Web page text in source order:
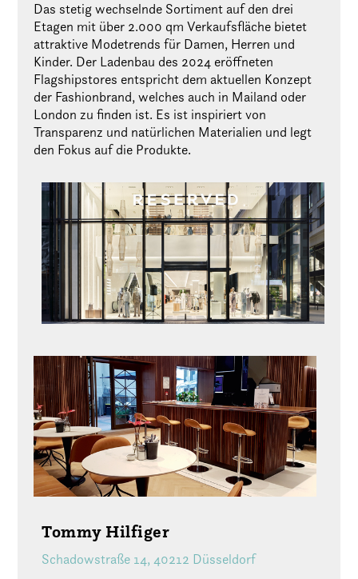
Das stetig wechselnde Sortiment auf den drei
Etagen mit über 2.000 qm Verkaufsfläche bietet
attraktive Modetrends für Damen, Herren und
Kinder. Der Ladenbau des 2024 eröffneten
Flagshipstores entspricht dem aktuellen Konzept
der Fashionbrand, welches auch in Mailand oder
London zu finden ist. Es ist inspiriert von
Transparenz und natürlichen Materialien und legt
den Fokus auf die Produkte.
Tommy Hilfiger
Schadowstraße 14, 40212 Düsseldorf